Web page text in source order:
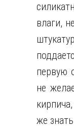
влаги,
первую
не
же